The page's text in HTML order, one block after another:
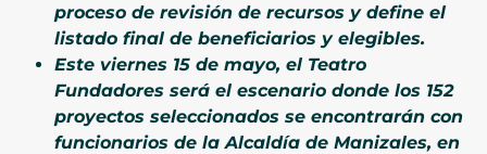
proceso de revisión de recursos y define el
listado final de beneficiarios y elegibles.
Este viernes 15 de mayo, el Teatro
Fundadores será el escenario donde los 152
proyectos seleccionados se encontrarán con
funcionarios de la Alcaldía de Manizales, en